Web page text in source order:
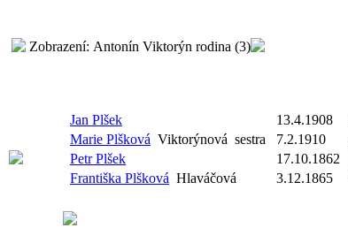
Zobrazení: Antonín Viktorýn rodina (3)
Jan Plšek 13.4.1908
Marie Plšková Viktorýnová sestra 7.2.1910
Petr Plšek
17.10.1862
Františka Plšková Hlaváčová 3.12.1865